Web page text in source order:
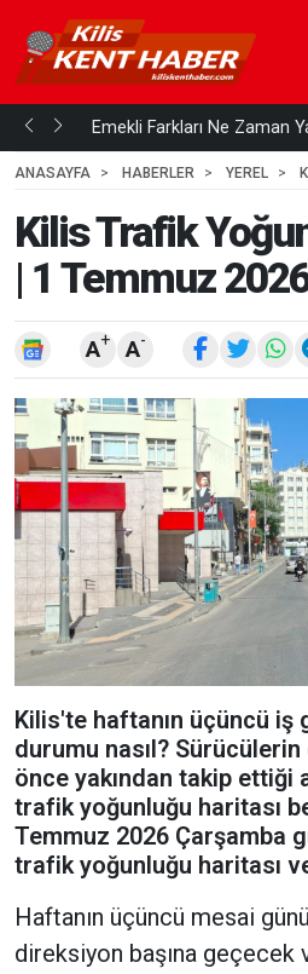
mi... Emekli Farkları Ne Zaman
ANASAYFA
HABERLER YEREL
Kilis Trafik
| 1 Temmuz
A+ A-
Kilis'te haftanın üçüncü iş
durumu nasıl?
önce yakından takip ettiği
trafik yoğunluğu haritası
Temmuz 2026 Çarşamba
trafik yoğunluğu haritası
Haftanın üçüncü mesai
direksiyon başına